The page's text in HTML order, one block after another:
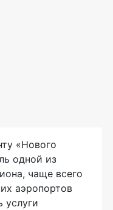
«Нового
одной из
чаще всего
аэропортов